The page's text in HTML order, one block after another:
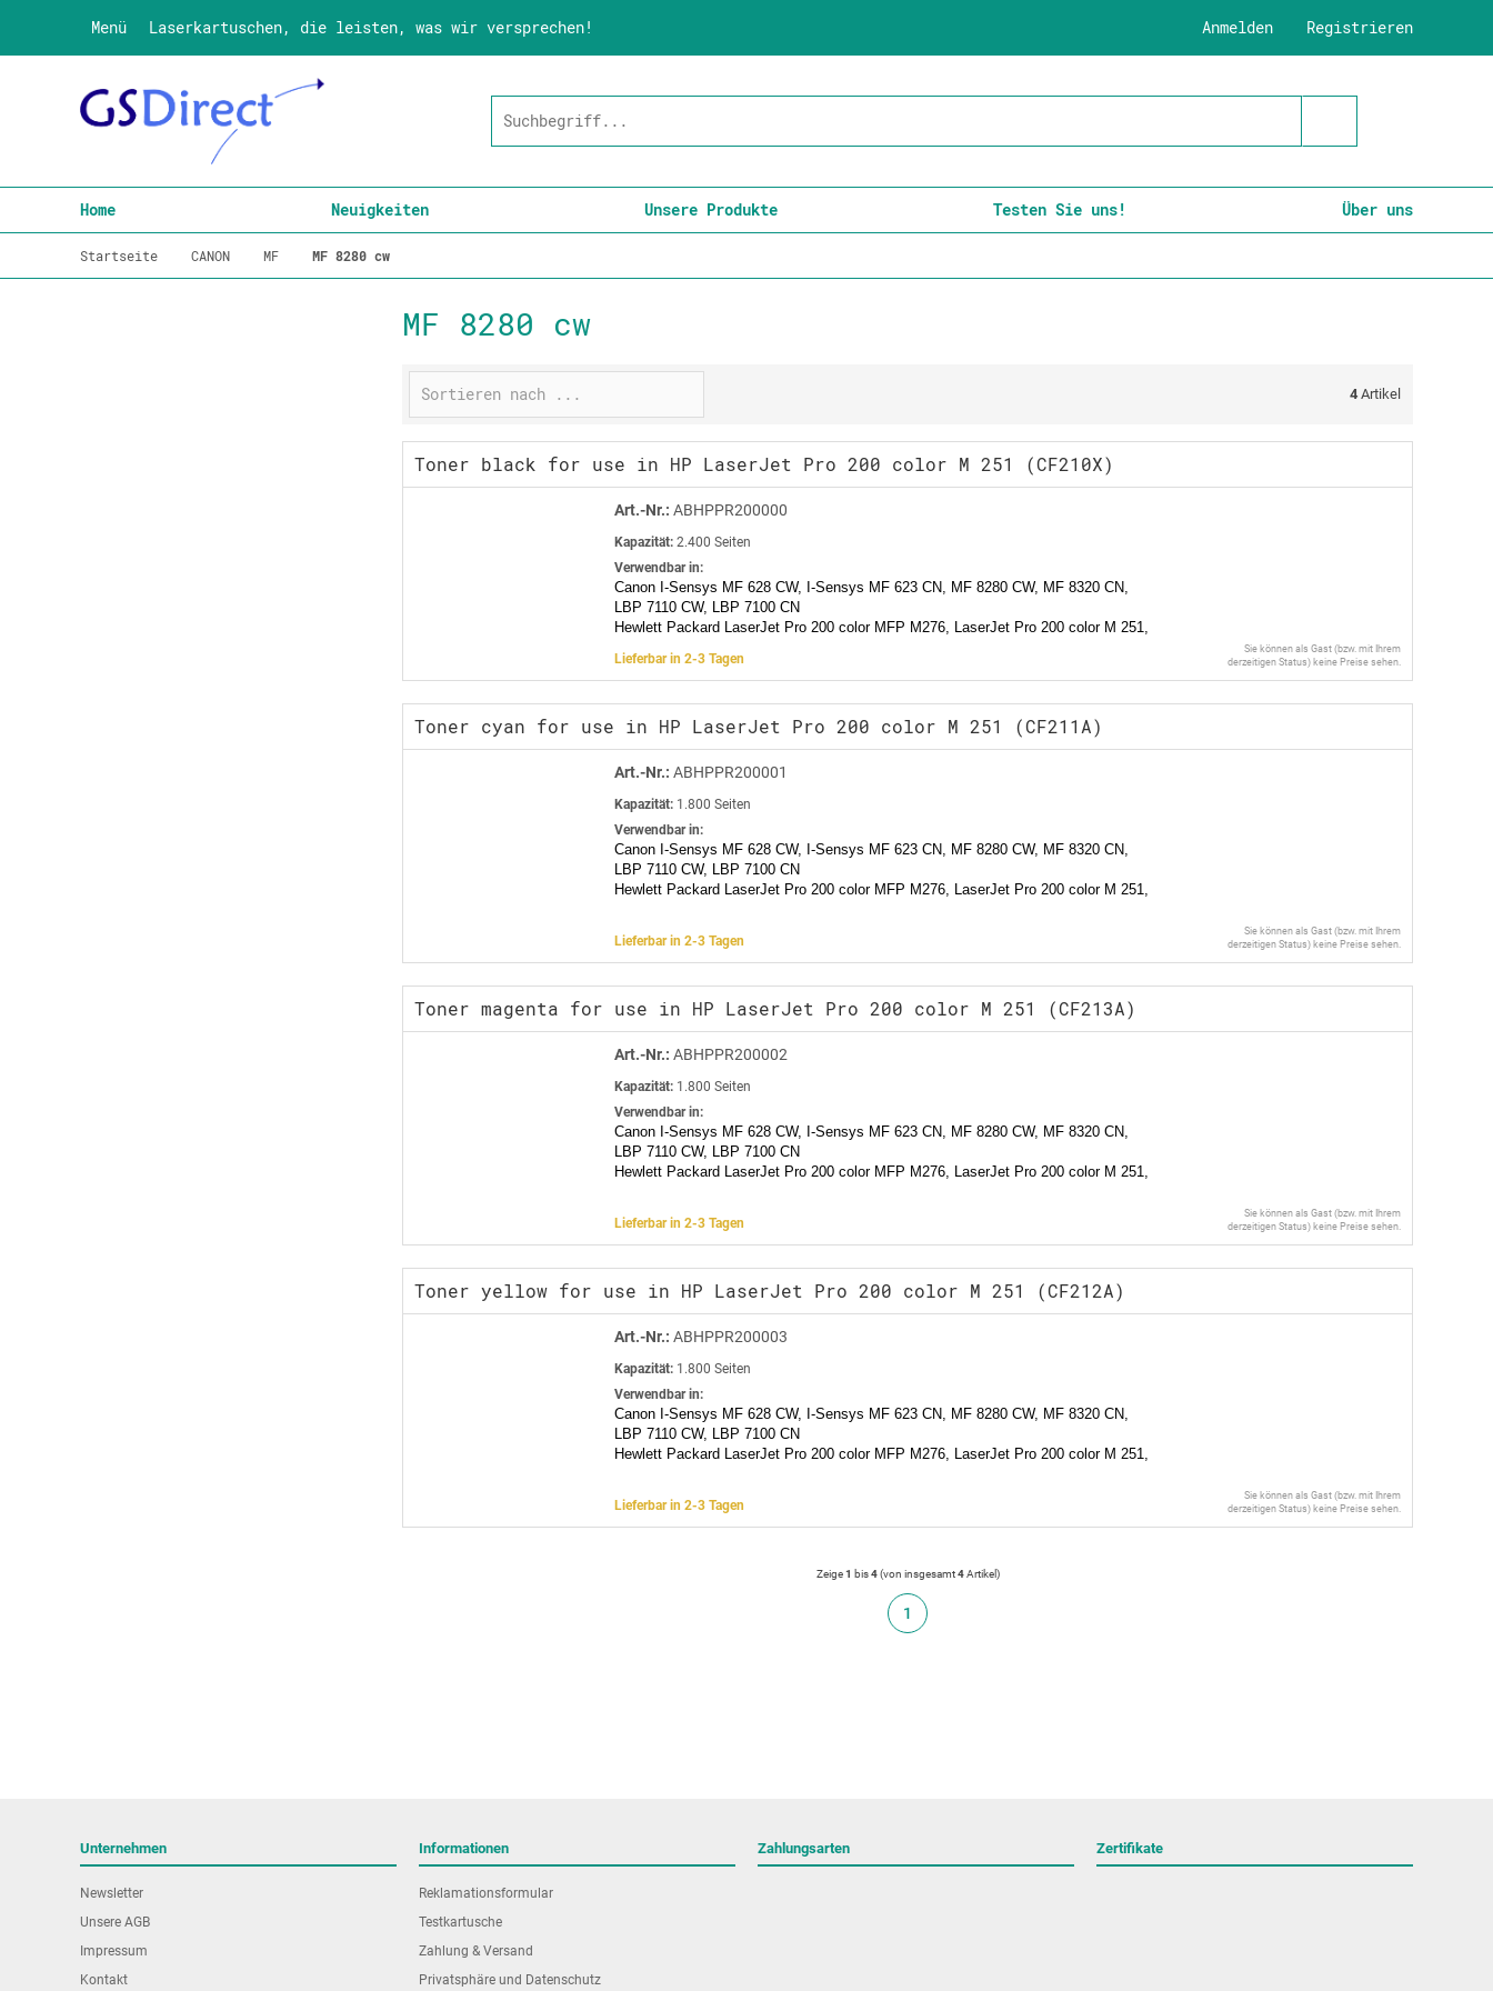
Menü Laserkartuschen, die leisten, was wir versprechen! Registrieren
Anmelden
Home Neuigkeiten Unsere Produkte Testen Sie uns! Über uns
Startseite CANON MF MF 8280 cw
MF 8280 cw
4 Artikel
Toner black for use in HP LaserJet Pro 200 color M 251 (CF210X)
Art.-Nr.: ABHPPR200000
Kapazität: 2.400 Seiten
Verwendbar in:
Canon I-Sensys MF 628 CW, I-Sensys MF 623 CN, MF 8280 CW, MF 8320 CN,
LBP 7110 CW, LBP 7100 CN
Hewlett Packard LaserJet Pro 200 color MFP M276, LaserJet Pro 200 color M 251,
Lieferbar in 2-3 Tagen
Sie können als Gast (bzw. mit Ihrem
derzeitigen Status) keine Preise sehen.
Toner cyan for use in HP LaserJet Pro 200 color M 251 (CF211A)
Art.-Nr.: ABHPPR200001
Kapazität: 1.800 Seiten
Verwendbar in:
Canon I-Sensys MF 628 CW, I-Sensys MF 623 CN, MF 8280 CW, MF 8320 CN,
LBP 7110 CW, LBP 7100 CN
Hewlett Packard LaserJet Pro 200 color MFP M276, LaserJet Pro 200 color M 251,
Lieferbar in 2-3 Tagen
Sie können als Gast (bzw. mit Ihrem
derzeitigen Status) keine Preise sehen.
Toner magenta for use in HP LaserJet Pro 200 color M 251 (CF213A)
Art.-Nr.: ABHPPR200002
Kapazität: 1.800 Seiten
Verwendbar in:
Canon I-Sensys MF 628 CW, I-Sensys MF 623 CN, MF 8280 CW, MF 8320 CN,
LBP 7110 CW, LBP 7100 CN
Hewlett Packard LaserJet Pro 200 color MFP M276, LaserJet Pro 200 color M 251,
Lieferbar in 2-3 Tagen
Sie können als Gast (bzw. mit Ihrem
derzeitigen Status) keine Preise sehen.
Toner yellow for use in HP LaserJet Pro 200 color M 251 (CF212A)
Art.-Nr.: ABHPPR200003
Kapazität: 1.800 Seiten
Verwendbar in:
Canon I-Sensys MF 628 CW, I-Sensys MF 623 CN, MF 8280 CW, MF 8320 CN,
LBP 7110 CW, LBP 7100 CN
Hewlett Packard LaserJet Pro 200 color MFP M276, LaserJet Pro 200 color M 251,
Lieferbar in 2-3 Tagen
Sie können als Gast (bzw. mit Ihrem
derzeitigen Status) keine Preise sehen.
Zeige1 bis4(von insgesamt4Artikel)
1
Unternehmen
Newsletter
Unsere AGB
Impressum
Kontakt
Informationen
Reklamationsformular
Testkartusche
Zahlung & Versand
Privatsphäre und Datenschutz
Zahlungsarten Zertifikate